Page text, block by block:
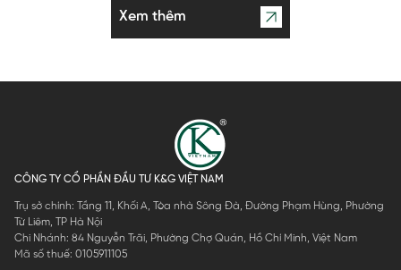
Xem thêm
CÔNG TY CỔ PHẦN ĐẦU TƯ K&G VIỆT NAM
Trụ sở chính: Tầng 11, Khối A, Tòa nhà Sông Đà, Đường Phạm Hùng, Phường
Từ Liêm, TP Hà Nội
Chi Nhánh: 84 Nguyễn Trãi, Phường Chợ Quán, Hồ Chí Minh, Việt Nam
Mã số thuế: 0105911105